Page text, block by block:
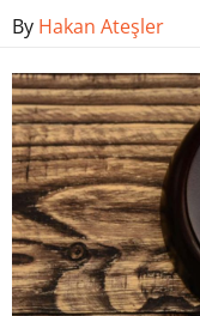
By Hakan Ateşler